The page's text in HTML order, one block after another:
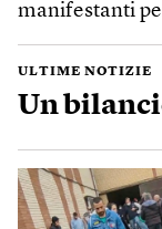
manifestanti
ULTIME NOTIZIE
Un